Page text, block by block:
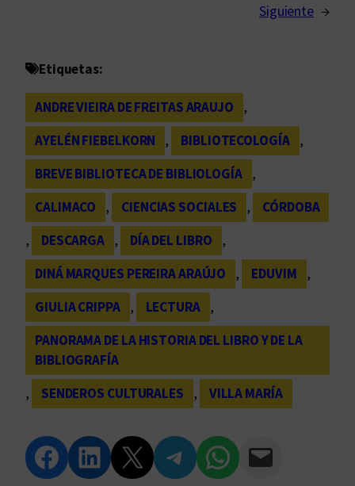
Siguiente →
Etiquetas:
ANDRE VIEIRA DE FREITAS ARAUJO
,
AYELÉN FIEBELKORN
, BIBLIOTECOLOGÍA
,
BREVE BIBLIOTECA DE BIBLIOLOGÍA
,
CALIMACO
, CIENCIAS SOCIALES ,
CÓRDOBA
,
DESCARGA , DÍA DEL LIBRO
,
DINÁ MARQUES PEREIRA ARAÚJO
, EDUVIM
,
GIULIA CRIPPA
, LECTURA
,
PANORAMA DE LA HISTORIA DEL LIBRO Y DE LA
BIBLIOGRAFÍA
,
SENDEROS CULTURALES , VILLA MARÍA
Compartir en Facebook Compartir en LinkedIn Compartir en Twitter Compartir en Telegram Compartir en WhatsApp Compartir vía Email